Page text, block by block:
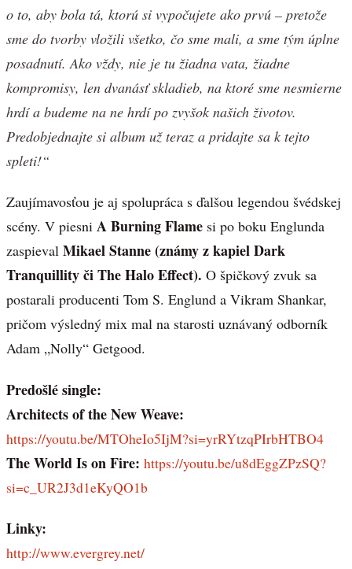
o to, aby bola tá, ktorú si vypočujete ako prvú – pretože
sme do tvorby vložili všetko, čo sme mali, a sme tým úplne
posadnutí. Ako vždy, nie je tu žiadna vata, žiadne
kompromisy, len dvanásť skladieb, na ktoré sme nesmierne
hrdí a budeme na ne hrdí po zvyšok našich životov.
Predobjednajte si album už teraz a pridajte sa k tejto
spleti!“
Zaujímavosťou je aj spolupráca s ďalšou legendou švédskej
scény. V piesni A Burning Flame si po boku Englunda
zaspieval Mikael Stanne (známy z kapiel Dark
Tranquillity či The Halo Effect). O špičkový zvuk sa
postarali producenti Tom S. Englund a Vikram Shankar,
pričom výsledný mix mal na starosti uznávaný odborník
Adam „Nolly“ Getgood.
Predošlé single:
Architects of the New Weave:
https://youtu.be/MTOheIo5IjM?si=yrRYtzqPIrbHTBO4
The World Is on Fire: https://youtu.be/u8dEggZPzSQ?
si=c_UR2J3d1eKyQO1b
Linky:
http://www.evergrey.net/